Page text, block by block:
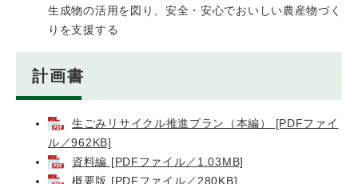
生成物の活用を図り、安全・安心でおいしい農産物づく
りを支援する
計画書
生ごみリサイクル推進プラン（本編） [PDFファイ
ル／962KB]
資料編 [PDFファイル／1.03MB]
概要版 [PDFファイル／280KB]